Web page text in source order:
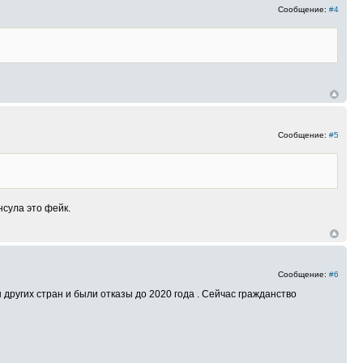
Сообщение: #4
Сообщение: #5
это фейк.
Сообщение: #6
стран и были отказы до 2020 года . Сейчас гражданство